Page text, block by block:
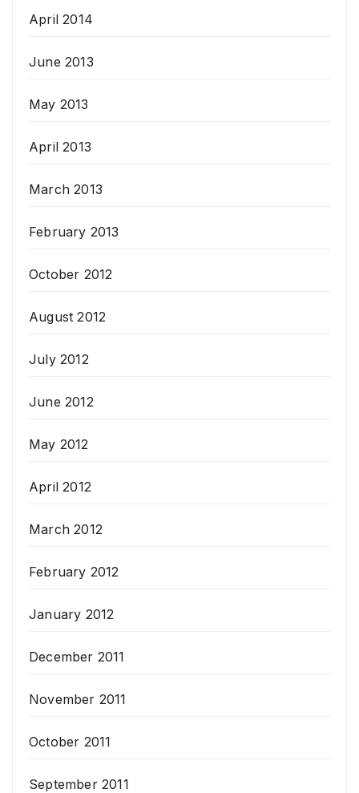
April 2014
June 2013
May 2013
April 2013
March 2013
February 2013
October 2012
August 2012
July 2012
June 2012
May 2012
April 2012
March 2012
February 2012
January 2012
December 2011
November 2011
October 2011
September 2011